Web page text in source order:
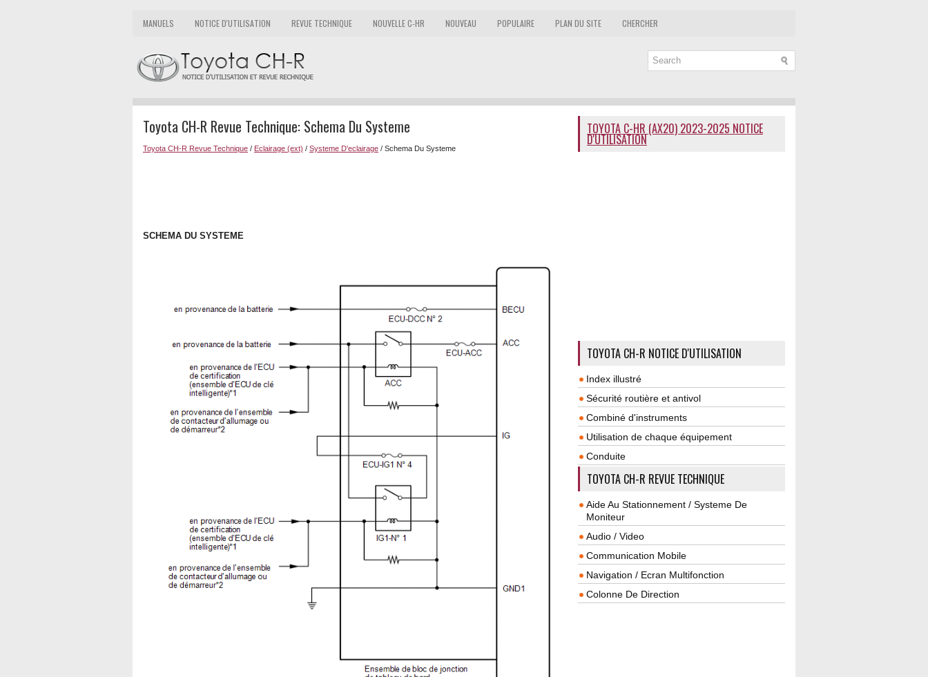
MANUELS NOTICE D'UTILISATION REVUE TECHNIQUE NOUVELLE C-HR NOUVEAU POPULAIRE PLAN DU SITE CHERCHER
Toyota CH-R Revue Technique: Schema Du Systeme
Toyota CH-R Revue Technique / Eclairage (ext) / Systeme D'eclairage / Schema Du Systeme
SCHEMA DU SYSTEME
TOYOTA C-HR (AX20) 2023-2025 NOTICE
D'UTILISATION
TOYOTA CH-R NOTICE D'UTILISATION
Index illustré
Sécurité routière et antivol
Combiné d'instruments
Utilisation de chaque équipement
Conduite
TOYOTA CH-R REVUE TECHNIQUE
Aide Au Stationnement / Systeme De
Moniteur
Audio / Video
Communication Mobile
Navigation / Ecran Multifonction
Colonne De Direction